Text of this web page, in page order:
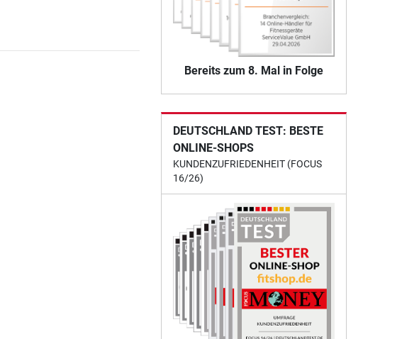
Bereits zum 8. Mal in Folge
DEUTSCHLAND TEST: BESTE
ONLINE-SHOPS
KUNDENZUFRIEDENHEIT (FOCUS
16/26)